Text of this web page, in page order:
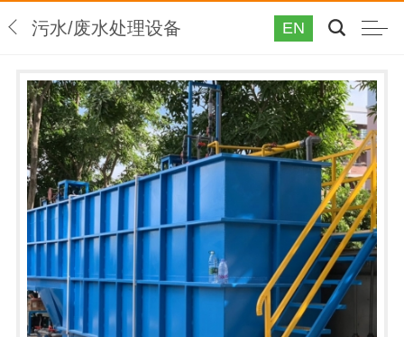
污水/废水处理设备 EN